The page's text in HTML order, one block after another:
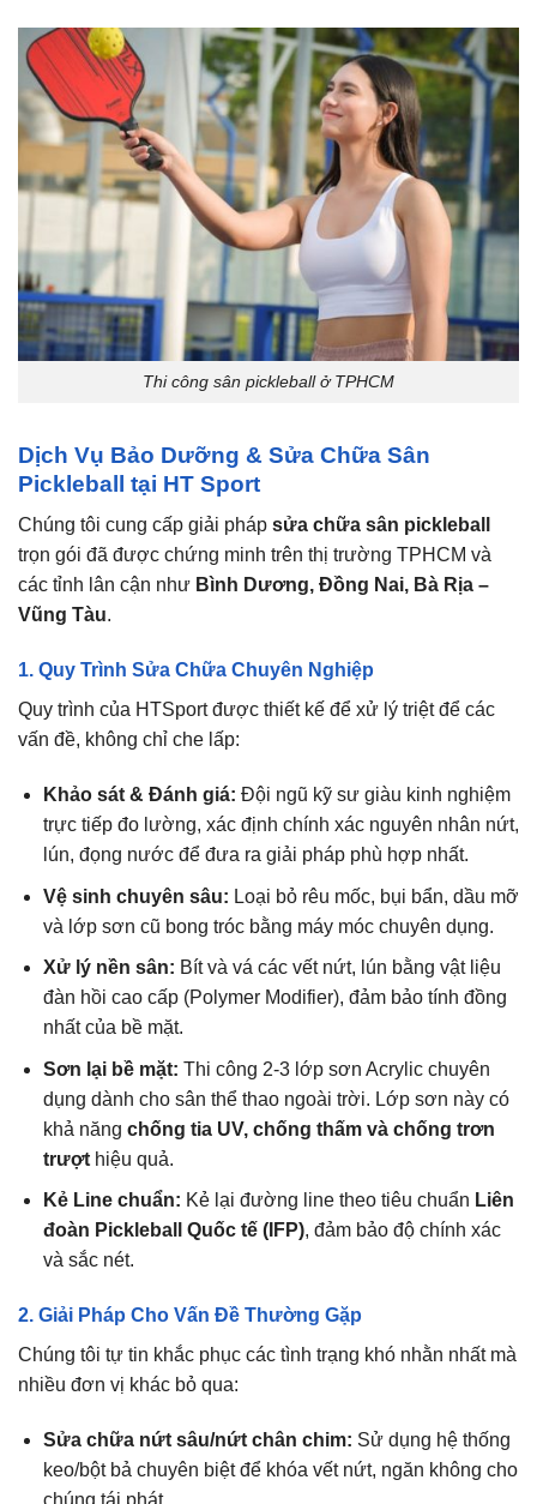
Thi công sân pickleball ở TPHCM
Dịch Vụ Bảo Dưỡng & Sửa Chữa Sân
Pickleball tại HT Sport
Chúng tôi cung cấp giải pháp sửa chữa sân pickleball
trọn gói đã được chứng minh trên thị trường TPHCM và
các tỉnh lân cận như Bình Dương, Đồng Nai, Bà Rịa –
Vũng Tàu.
1. Quy Trình Sửa Chữa Chuyên Nghiệp
Quy trình của HTSport được thiết kế để xử lý triệt để các
vấn đề, không chỉ che lấp:
Khảo sát & Đánh giá: Đội ngũ kỹ sư giàu kinh nghiệm
trực tiếp đo lường, xác định chính xác nguyên nhân nứt,
lún, đọng nước để đưa ra giải pháp phù hợp nhất.
Vệ sinh chuyên sâu: Loại bỏ rêu mốc, bụi bẩn, dầu mỡ
và lớp sơn cũ bong tróc bằng máy móc chuyên dụng.
Xử lý nền sân: Bít và vá các vết nứt, lún bằng vật liệu
đàn hồi cao cấp (Polymer Modifier), đảm bảo tính đồng
nhất của bề mặt.
Sơn lại bề mặt: Thi công 2-3 lớp sơn Acrylic chuyên
dụng dành cho sân thể thao ngoài trời. Lớp sơn này có
khả năng chống tia UV, chống thấm và chống trơn
trượthiệu quả.
Kẻ Line chuẩn: Kẻ lại đường line theo tiêu chuẩn Liên
đoàn Pickleball Quốc tế (IFP), đảm bảo độ chính xác
và sắc nét.
2. Giải Pháp Cho Vấn Đề Thường Gặp
Chúng tôi tự tin khắc phục các tình trạng khó nhằn nhất mà
nhiều đơn vị khác bỏ qua:
Sửa chữa nứt sâu/nứt chân chim: Sử dụng hệ thống
keo/bột bả chuyên biệt để khóa vết nứt, ngăn không cho
chúng tái phát.